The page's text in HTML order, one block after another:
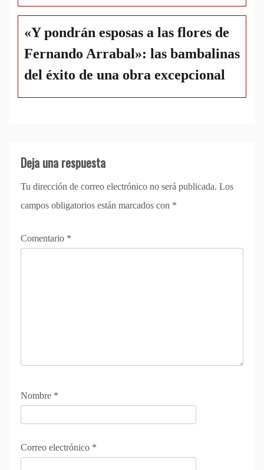
«Y pondrán esposas a las flores de
Fernando Arrabal»: las bambalinas
del éxito de una obra excepcional
Deja una respuesta
Tu dirección de correo electrónico no será publicada. Los
campos obligatorios están marcados con *
Comentario *
Nombre *
Correo electrónico *